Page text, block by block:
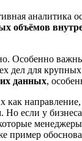
аналитика
объёмов
Особенно
дел для
данных,
если у
пример